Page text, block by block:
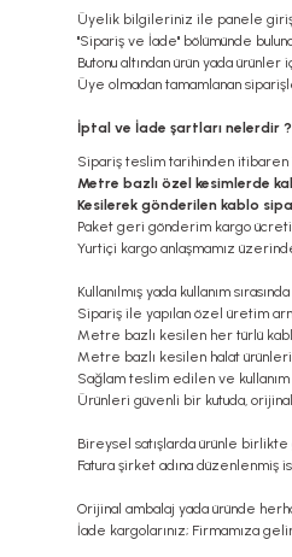
Üyelik bilgileriniz ile panele giriş
''Sipariş ve İade'' bölümünde
Butonu altından ürün yada
Üye olmadan tamamlanan
İptal ve İade şartları nelerdir ?
Sipariş teslim tarihinden itibaren
Metre bazlı özel kesimlerde
Kesilerek gönderilen kablo
Paket geri gönderim kargo ücreti
Yurtiçi kargo anlaşmamız
Kullanılmış yada kullanım
Sipariş ile yapılan özel üretim
Metre bazlı kesilen her türlü
Metre bazlı kesilen halat
Sağlam teslim edilen ve kullanım
Ürünleri güvenli bir kutuda,
Bireysel satışlarda ürünle
Fatura şirket adına
Orijinal ambalaj yada üründe
İade kargolarınız; Firmamıza